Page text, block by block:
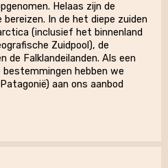
Helaas zijn de
In de het diepe zuiden
(inclusief het binnenland
Zuidpool), de
de Falklandeilanden. Als een
bestemmingen hebben we
aan ons aanbod